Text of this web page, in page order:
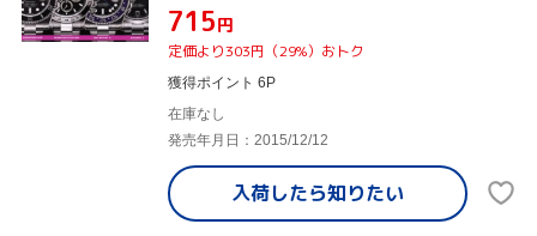
¥715円
定価より303円（29%）おトク
獲得ポイント 6P
在庫なし
発売年月日：2015/12/12
入荷したら知りたい